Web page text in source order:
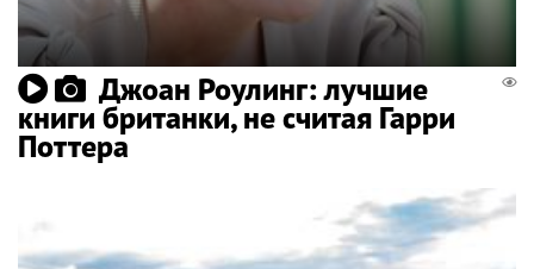
Джоан Роулинг: лучшие
книги британки, не считая Гарри
Поттера